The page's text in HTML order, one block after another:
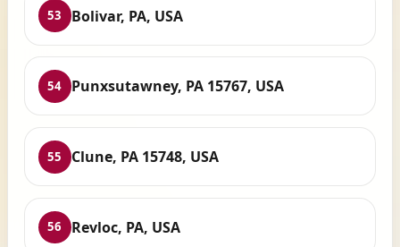
53 Bolivar, PA, USA
54 Punxsutawney, PA 15767, USA
55 Clune, PA 15748, USA
56 Revloc, PA, USA